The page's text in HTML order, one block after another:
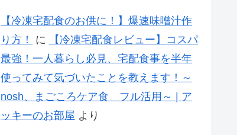
【冷凍宅配食のお供に！】爆速味噌汁作
り方！
に
【冷凍宅配食レビュー】コスパ
最強！一人暮らし必見、宅配食事を半年
使ってみて気づいたことを教えます！～
nosh、まごころケア食 フル活用～ | ア
ッキーのお部屋 より